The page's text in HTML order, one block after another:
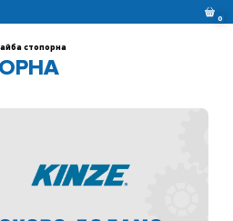
0
стопорна